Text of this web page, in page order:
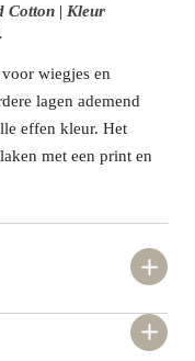
Cotton | Kleur
wiegjes en
lagen ademend
effen kleur. Het
met een print en